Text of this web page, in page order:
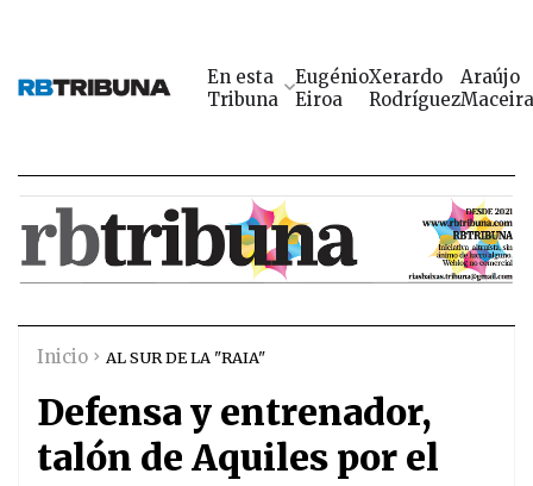
En esta
Tribuna
Eugénio
Eiroa
Xerardo
Rodríguez
Araújo
Maceira
Inicio AL SUR DE LA "RAIA"
Defensa y entrenador,
talón de Aquiles por el